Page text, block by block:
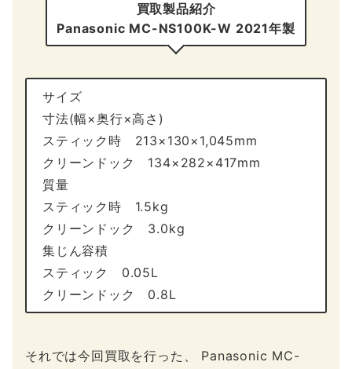
買取製品紹介
Panasonic MC-NS100K-W 2021年製
サイズ
寸法(幅×奥行×高さ)
スティック時 213×130×1,045mm
クリーンドック 134×282×417mm
質量
スティック時 1.5kg
クリーンドック 3.0kg
集じん容積
スティック 0.05L
クリーンドック 0.8L
それでは今回買取を行った、 Panasonic MC-